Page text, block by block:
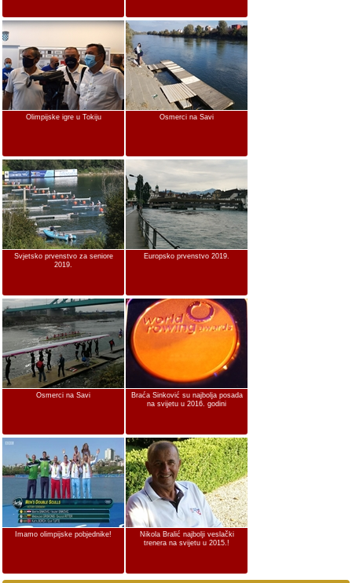
Olimpijske igre u Tokiju Osmerci na Savi
Svjetsko prvenstvo za seniore
2019.
Europsko prvenstvo 2019.
Osmerci na Savi
Braća Sinković su najbolja posada
na svijetu u 2016. godini
Imamo olimpijske pobjednike!
Nikola Bralić najbolji veslački
trenera na svijetu u 2015.!